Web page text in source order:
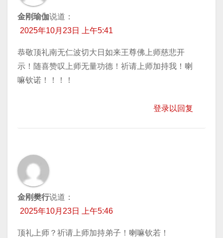
金刚瑜伽说道：
2025年10月23日 上午5:41
恭敬顶礼南无仁波切大日如来王尊佛上师慈悲开
示！随喜赞叹上师无量功德！祈请上师加持我！喇
嘛钦诺！！！！
登录以回复
金刚樊行说道：
2025年10月23日 上午5:46
顶礼上师？祈请上师加持弟子！喇嘛钦若！